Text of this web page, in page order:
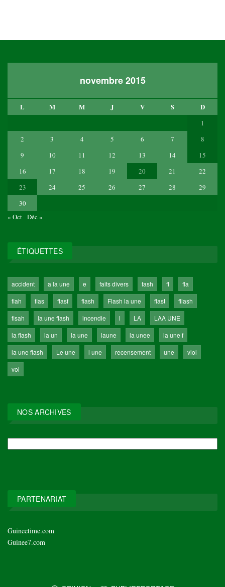
novembre 2015
L M M J V S D
1
2
3 4 5 6 7
8
9
10 11 12 13 14
15
16
17 18 19 20 21
22
23
24 25 26 27 28
29
30
« Oct Déc »
ÉTIQUETTES
accident a la une e faits divers fash fl
fla
flah
flas flasf flash Flash la une flast
fllash
flsah
Ia une flash incendie l LA
LAA UNE
la flash
la un la une laune la unee
la une f
la une flash
Le une l une recensement une
viol
vol
NOS ARCHIVES
PARTENARIAT
Guineetime.com
Guinee7.com